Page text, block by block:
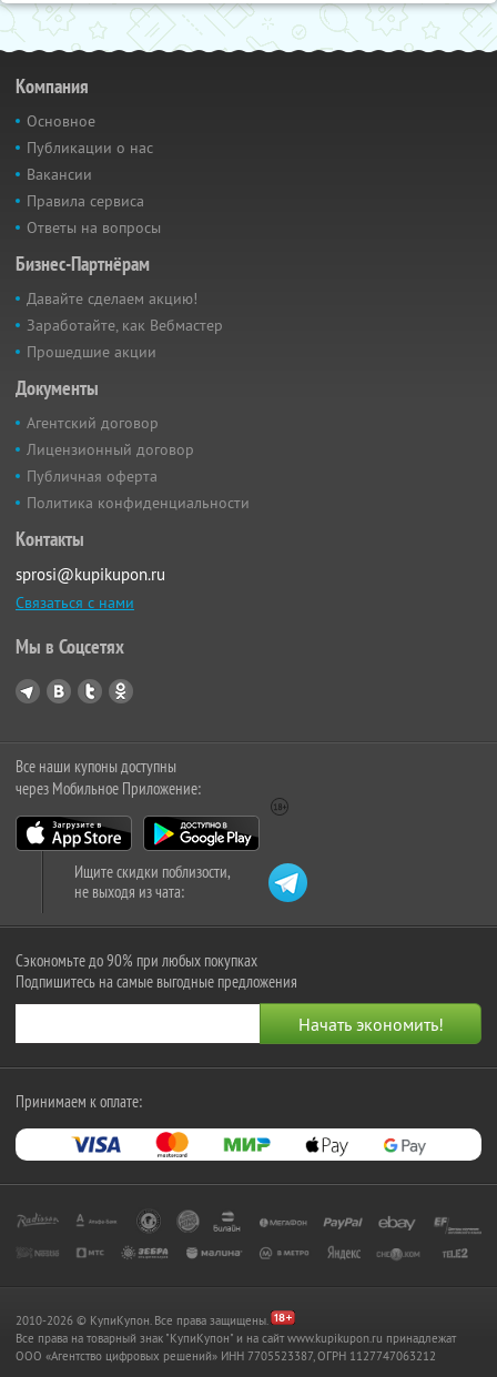
Компания
Основное
Публикации о нас
Вакансии
Правила сервиса
Ответы на вопросы
Бизнес-Партнёрам
Давайте сделаем акцию!
Заработайте, как Вебмастер
Прошедшие акции
Документы
Агентский договор
Лицензионный договор
Публичная оферта
Политика конфиденциальности
Контакты
sprosi@kupikupon.ru
Связаться с нами
Мы в Соцсетях
Все наши купоны доступны
через Мобильное Приложение:
Ищите скидки поблизости,
не выходя из чата:
Сэкономьте до 90% при любых покупках
Подпишитесь на самые выгодные предложения
Принимаем к оплате:
2010-2026 © КупиКупон. Все права защищены.
Все права на товарный знак "КупиКупон" и на сайт www.kupikupon.ru принадлежат
OOO «Агентство цифровых решений» ИНН 7705523387, ОГРН 1127747063212